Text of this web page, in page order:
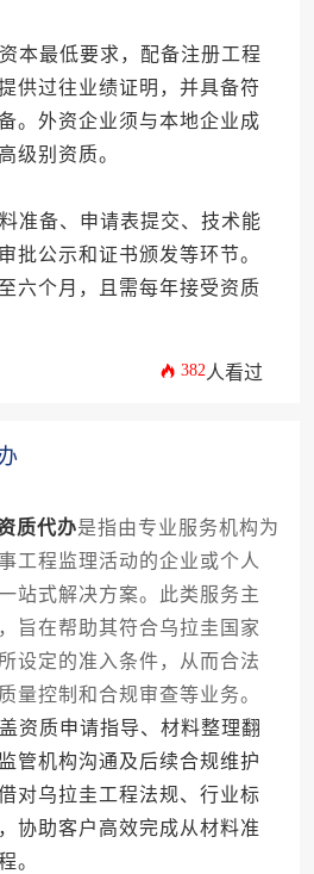
最低要求，配备注册工程
供过往业绩证明，并具备符
。外资企业须与本地企业成
级别资质。
备、申请表提交、技术能
批公示和证书颁发等环节。
六个月，且需每年接受资质
382人看过
质代办是指由专业服务机构为
工程监理活动的企业或个人
站式解决方案。此类服务主
旨在帮助其符合乌拉圭国家
设定的准入条件，从而合法
量控制和合规审查等业务。
资质申请指导、材料整理翻
管机构沟通及后续合规维护
对乌拉圭工程法规、行业标
协助客户高效完成从材料准
。